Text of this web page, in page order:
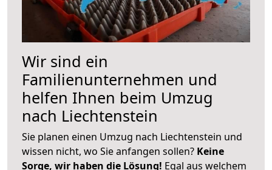
Wir sind ein
Familienunternehmen und
helfen Ihnen beim Umzug
nach Liechtenstein
Sie planen einen Umzug nach Liechtenstein und
wissen nicht, wo Sie anfangen sollen? Keine
Sorge, wir haben die Lösung! Egal aus welchem